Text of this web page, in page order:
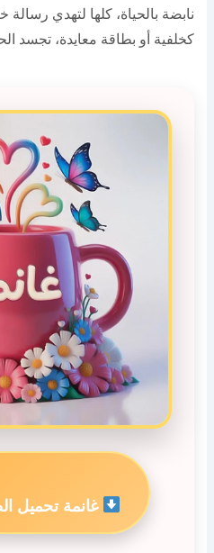
نابضة بالحياة، كلها لتهدي
كخلفية أو بطاقة معايدة، تجسد
غانمة تحميل